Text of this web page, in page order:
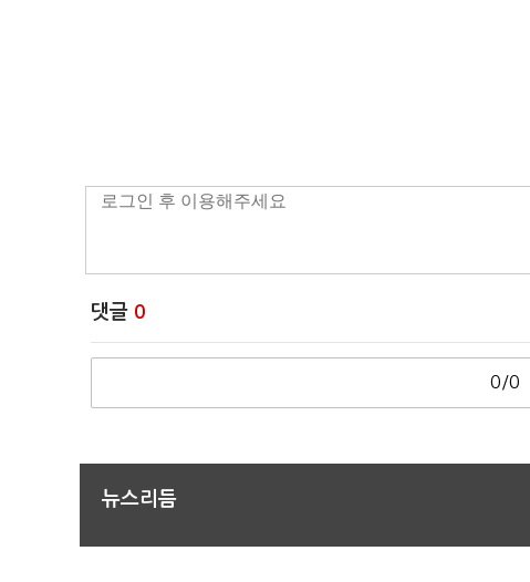
댓글 0
0/0
뉴스리듬